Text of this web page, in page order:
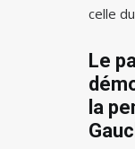
celle
Le
la